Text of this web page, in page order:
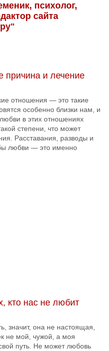
психолог,
сайта
причина и лечение
отношения — это такие
особенно близки нам, и
в этих отношениях
степени, что может
Расставания, разводы и
любви — это именно
кто нас не любит
значит, она не настоящая,
не мой, чужой, а моя
путь. Не может любовь